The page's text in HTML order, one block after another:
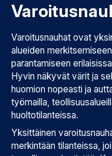
Varoitusnauhat ovat
alueiden
parantamiseen
Hyvin näkyvät värit ja
huomion nopeasti ja
työmailla,
huoltotilanteissa.
Yksittäinen
merkintään tilanteissa,